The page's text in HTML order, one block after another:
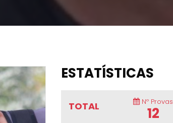
ESTATÍSTICAS
TOTAL Nº Provas
12